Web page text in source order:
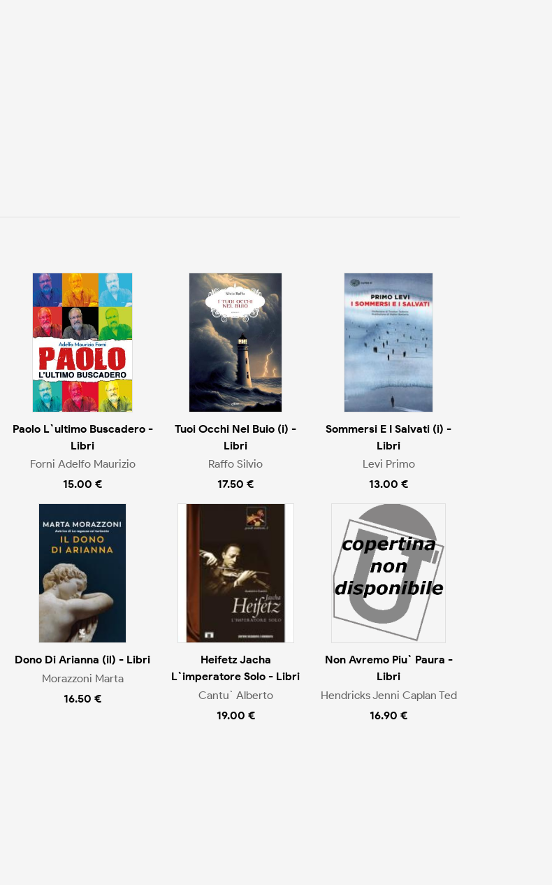
Paolo L`ultimo Buscadero -
Libri
Forni Adelfo Maurizio
15.00 €
Tuoi Occhi Nel Buio (i) -
Libri
Raffo Silvio
17.50 €
Sommersi E I Salvati (i) -
Libri
Levi Primo
13.00 €
Dono Di Arianna (il) - Libri
Morazzoni Marta
16.50 €
Heifetz Jacha
L`imperatore Solo - Libri
Cantu` Alberto
19.00 €
Non Avremo Piu` Paura -
Libri
Hendricks Jenni Caplan Ted
16.90 €